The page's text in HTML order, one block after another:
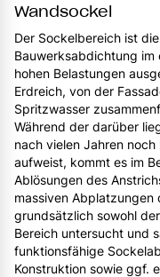
Wandsockel
Der Sockelbereich ist
Bauwerksabdichtung im
hohen Belastungen
Erdreich, von der
Spritzwasser
Während der darüber
nach vielen Jahren
aufweist, kommt es im
Ablösungen des
massiven Abplatzungen
grundsätzlich sowohl
Bereich untersucht und
funktionsfähige
Konstruktion sowie ggf.